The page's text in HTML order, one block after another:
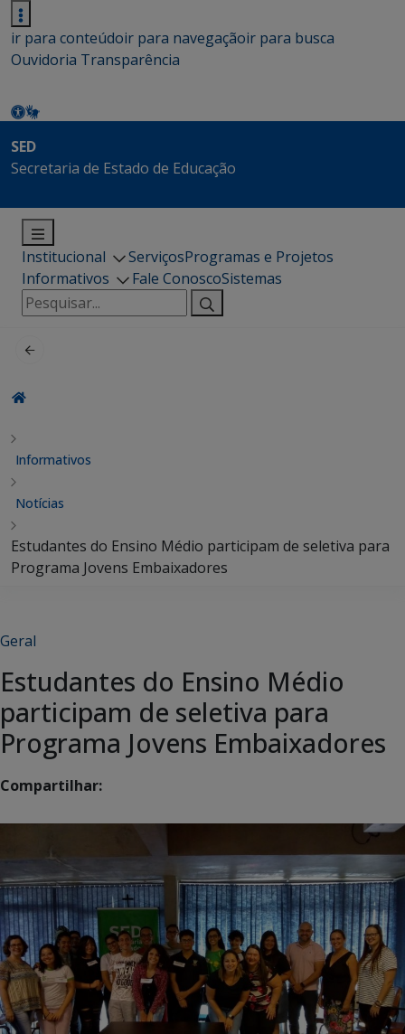
ir para conteúdoir para navegaçãoir para busca
Ouvidoria Transparência
SED
Secretaria de Estado de Educação
Institucional ServiçosProgramas e Projetos
Informativos
Fale ConoscoSistemas
Pesquisar
por:
Informativos
Notícias
Estudantes do Ensino Médio participam de seletiva para
Programa Jovens Embaixadores
Geral
Estudantes do Ensino Médio
participam de seletiva para
Programa Jovens Embaixadores
Compartilhar: